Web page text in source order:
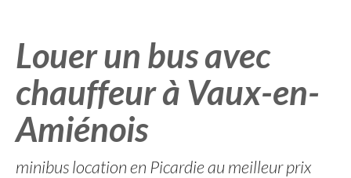
Louer un bus avec
chauffeur à Vaux-en-
Amiénois
minibus location en Picardie au meilleur prix